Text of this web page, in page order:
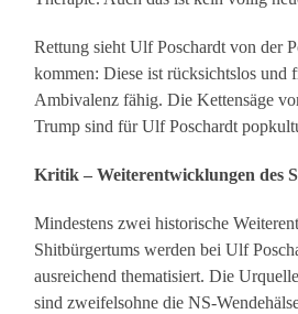
Rettung sieht Ulf Poschardt von der
kommen: Diese ist rücksichtslos und
Ambivalenz fähig. Die Kettensäge
Trump sind für Ulf Poschardt
Kritik – Weiterentwicklungen des
Mindestens zwei historische
Shitbürgertums werden bei Ulf
ausreichend thematisiert. Die
sind zweifelsohne die NS-